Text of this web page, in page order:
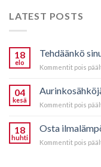
LATEST POSTS
18
elo
Tehdäänkö
Kommentit pois
04
kesä
Kommentit pois
18
huhti
Osta
Kommentit pois